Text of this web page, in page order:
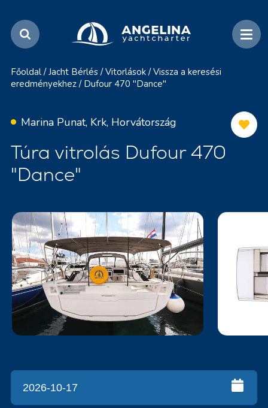
Főoldal / Jacht Bérlés / Vitorlások / Vissza a keresési
eredményekhez / Dufour 470 "Dance"
Marina Punat, Krk, Horvátország
Túra vitrolás Dufour 470
"Dance"